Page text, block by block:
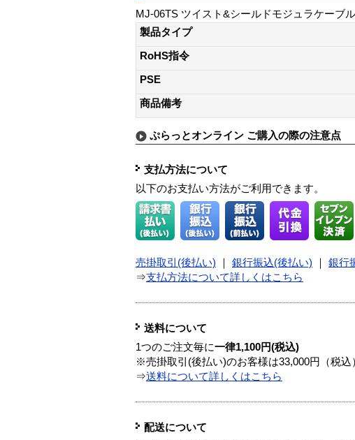
MJ-06TS ツイスト&シールドモジュラケーブル
製品タイプ
RoHS指令
PSE
商品備考
ぷらっとオンライン ご購入の際の注意点
支払方法について
以下のお支払い方法がご利用できます。
売掛取引(後払い) 銀行振込(後払い) 銀行
⇒支払方法について詳しくはこちら
送料について
1つのご注文毎に一律1,100円(税込)
※売掛取引(後払い)のお客様は33,000円（税込
⇒送料について詳しくはこちら
配送について